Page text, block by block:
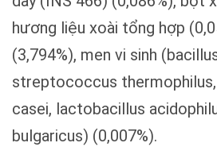
hương liệu xoài tổng hợp
(3,794%), men vi sinh
streptococcus
casei, lactobacillus
bulgaricus) (0,007%).